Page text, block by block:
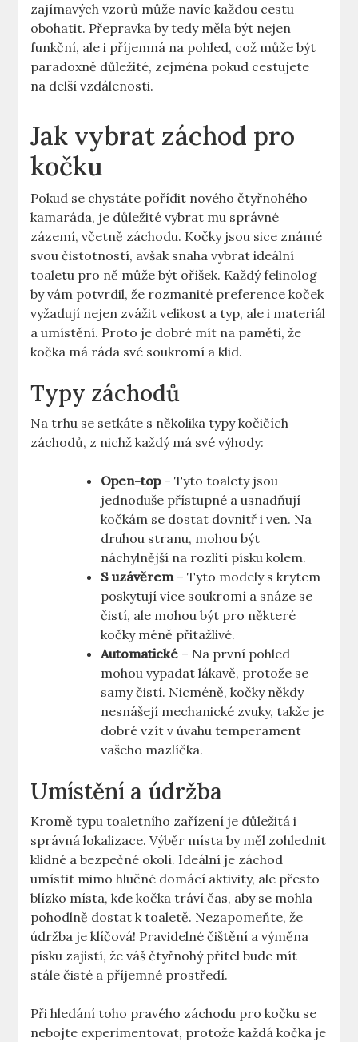
zajímavých vzorů může navíc každou cestu
obohatit. Přepravka by tedy měla být nejen
funkční, ale i příjemná na pohled, což může být
paradoxně důležité, zejména pokud cestujete
na delší vzdálenosti.
Jak vybrat záchod pro
kočku
Pokud se chystáte pořídit nového čtyřnohého
kamaráda, je důležité vybrat mu správné
zázemí, včetně záchodu. Kočky jsou sice známé
svou čistotností, avšak snaha vybrat ideální
toaletu pro ně může být oříšek. Každý felinolog
by vám potvrdil, že rozmanité preference koček
vyžadují nejen zvážit velikost a typ, ale i materiál
a umístění. Proto je dobré mít na paměti, že
kočka má ráda své soukromí a klid.
Typy záchodů
Na trhu se setkáte s několika typy kočičích
záchodů, z nichž každý má své výhody:
Open-top– Tyto toalety jsou
jednoduše přístupné a usnadňují
kočkám se dostat dovnitř i ven. Na
druhou stranu, mohou být
náchylnější na rozlití písku kolem.
S uzávěrem– Tyto modely s krytem
poskytují více soukromí a snáze se
čistí, ale mohou být pro některé
kočky méně přitažlivé.
Automatické – Na první pohled
mohou vypadat lákavě, protože se
samy čistí. Nicméně, kočky někdy
nesnášejí mechanické zvuky, takže je
dobré vzít v úvahu temperament
vašeho mazlíčka.
Umístění a údržba
Kromě typu toaletního zařízení je důležitá i
správná lokalizace. Výběr místa by měl zohlednit
klidné a bezpečné okolí. Ideální je záchod
umístit mimo hlučné domácí aktivity, ale přesto
blízko místa, kde kočka tráví čas, aby se mohla
pohodlně dostat k toaletě. Nezapomeňte, že
údržba je klíčová! Pravidelné čištění a výměna
písku zajistí, že váš čtyřnohý přítel bude mít
stále čisté a příjemné prostředí.
Při hledání toho pravého záchodu pro kočku se
nebojte experimentovat, protože každá kočka je